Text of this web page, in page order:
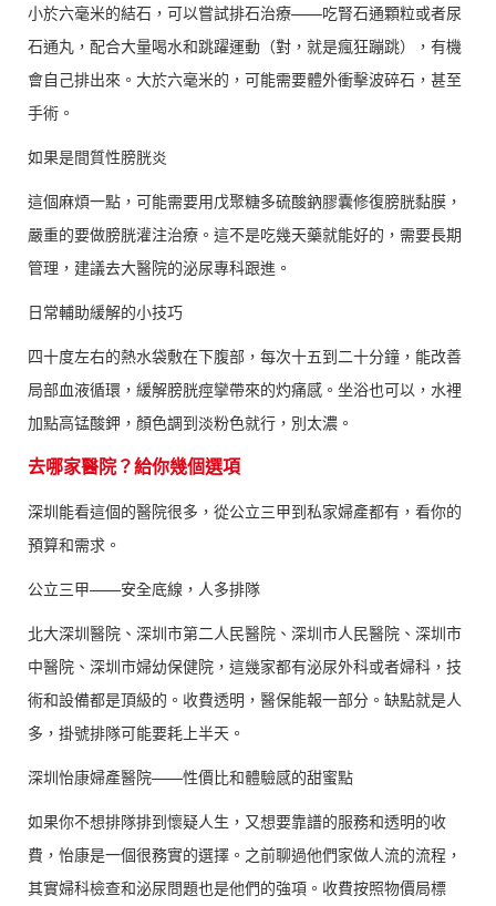
小於六毫米的結石，可以嘗試排石治療——吃腎石通顆粒或者尿
石通丸，配合大量喝水和跳躍運動（對，就是瘋狂蹦跳），有機
會自己排出來。大於六毫米的，可能需要體外衝擊波碎石，甚至
手術。
如果是間質性膀胱炎
這個麻煩一點，可能需要用戊聚糖多硫酸鈉膠囊修復膀胱黏膜，
嚴重的要做膀胱灌注治療。這不是吃幾天藥就能好的，需要長期
管理，建議去大醫院的泌尿專科跟進。
日常輔助緩解的小技巧
四十度左右的熱水袋敷在下腹部，每次十五到二十分鐘，能改善
局部血液循環，緩解膀胱痙攣帶來的灼痛感。坐浴也可以，水裡
加點高锰酸鉀，顏色調到淡粉色就行，別太濃。
去哪家醫院？給你幾個選項
深圳能看這個的醫院很多，從公立三甲到私家婦產都有，看你的
預算和需求。
公立三甲——安全底線，人多排隊
北大深圳醫院、深圳市第二人民醫院、深圳市人民醫院、深圳市
中醫院、深圳市婦幼保健院，這幾家都有泌尿外科或者婦科，技
術和設備都是頂級的。收費透明，醫保能報一部分。缺點就是人
多，掛號排隊可能要耗上半天。
深圳怡康婦產醫院——性價比和體驗感的甜蜜點
如果你不想排隊排到懷疑人生，又想要靠譜的服務和透明的收
費，怡康是一個很務實的選擇。之前聊過他們家做人流的流程，
其實婦科檢查和泌尿問題也是他們的強項。收費按照物價局標